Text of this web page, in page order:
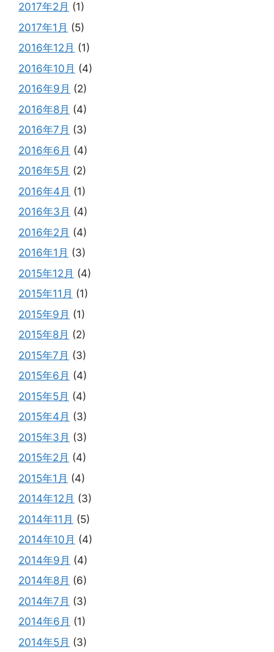
2017年2月 (1)
2017年1月 (5)
2016年12月 (1)
2016年10月 (4)
2016年9月 (2)
2016年8月 (4)
2016年7月 (3)
2016年6月 (4)
2016年5月 (2)
2016年4月 (1)
2016年3月 (4)
2016年2月 (4)
2016年1月 (3)
2015年12月 (4)
2015年11月 (1)
2015年9月 (1)
2015年8月 (2)
2015年7月 (3)
2015年6月 (4)
2015年5月 (4)
2015年4月 (3)
2015年3月 (3)
2015年2月 (4)
2015年1月 (4)
2014年12月 (3)
2014年11月 (5)
2014年10月 (4)
2014年9月 (4)
2014年8月 (6)
2014年7月 (3)
2014年6月 (1)
2014年5月 (3)